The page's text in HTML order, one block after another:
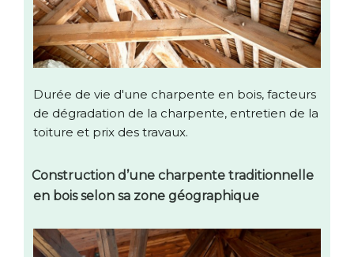
Durée de vie d'une charpente en bois, facteurs
de dégradation de la charpente, entretien de la
toiture et prix des travaux.
Construction d’une charpente traditionnelle
en bois selon sa zone géographique